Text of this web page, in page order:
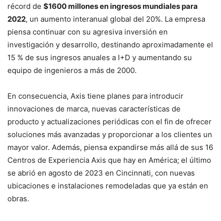
récord de $1600 millones en ingresos mundiales para
2022, un aumento interanual global del 20%. La empresa
piensa continuar con su agresiva inversión en
investigación y desarrollo, destinando aproximadamente el
15 % de sus ingresos anuales a I+D y aumentando su
equipo de ingenieros a más de 2000.
En consecuencia, Axis tiene planes para introducir
innovaciones de marca, nuevas características de
producto y actualizaciones periódicas con el fin de ofrecer
soluciones más avanzadas y proporcionar a los clientes un
mayor valor. Además, piensa expandirse más allá de sus 16
Centros de Experiencia Axis que hay en América; el último
se abrió en agosto de 2023 en Cincinnati, con nuevas
ubicaciones e instalaciones remodeladas que ya están en
obras.